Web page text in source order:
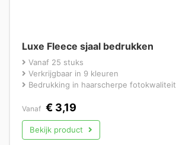
Luxe Fleece sjaal bedrukken
Vanaf 25 stuks
Verkrijgbaar in 9 kleuren
Bedrukking in haarscherpe fotokwaliteit
Vanaf € 3,19
Bekijk product